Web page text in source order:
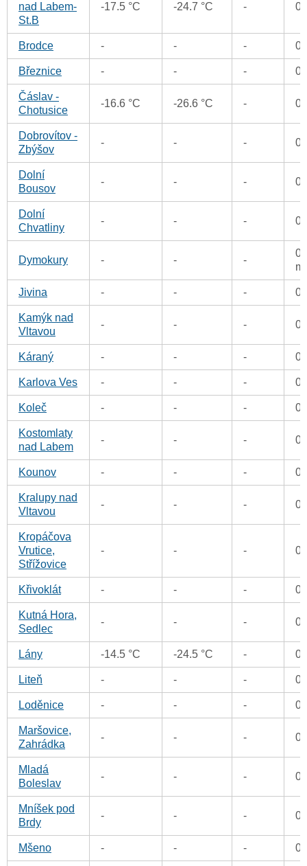
nad Labem-
St.B
-17.5 °C -24.7 °C - 0
Brodce - - - 0
Březnice - - - 0
Čáslav -
Chotusice
-16.6 °C -26.6 °C - 0
Dobrovítov -
Zbýšov
- - - 0
Dolní
Bousov
- - - 0
Dolní
Chvatliny
- - - 0
Dymokury - - -
Jivina - - - 0
Kamýk nad
Vltavou
- - - 0
Káraný - - - 0
Karlova Ves - - - 0
Koleč - - - 0
Kostomlaty
nad Labem
- - - 0
Kounov - - - 0
Kralupy nad
Vltavou
- - - 0
Kropáčova
Vrutice,
Střížovice
- - - 0
Křivoklát - - - 0
Kutná Hora,
Sedlec
- - - 0
Lány -14.5 °C -24.5 °C - 0
Liteň - - - 0
Loděnice - - - 0
Maršovice,
Zahrádka
- - - 0
Mladá
Boleslav
- - - 0
Mníšek pod
Brdy
- - - 0
Mšeno - - - 0